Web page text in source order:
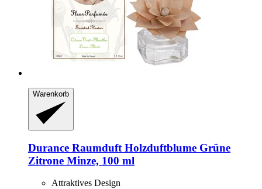
Warenkorb
Durance Raumduft Holzduftblume Grüne
Zitrone Minze, 100 ml
Attraktives Design